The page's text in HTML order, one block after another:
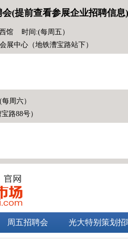
(提前查看参展企业招聘信息)
馆 时间:(每周五）
展中心（地铁漕宝路站下）
周六）
路88号）
周五招聘会 光大特别策划招